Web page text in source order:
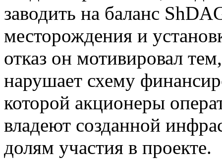
заводить на баланс
месторождения и
отказ он мотивировал
нарушает схему
которой акционеры
владеют созданной
долям участия в проекте.